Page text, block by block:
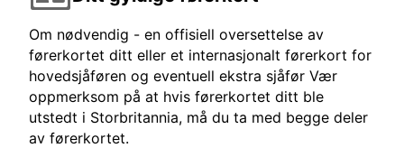
Om nødvendig - en offisiell oversettelse av
førerkortet ditt eller et internasjonalt førerkort for
hovedsjåføren og eventuell ekstra sjåfør Vær
oppmerksom på at hvis førerkortet ditt ble
utstedt i Storbritannia, må du ta med begge deler
av førerkortet.